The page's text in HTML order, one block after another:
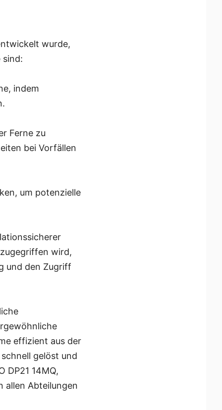
wurde,
sind:
indem
Ferne zu
bei Vorfällen
um potenzielle
wird,
und den Zugriff
effizient aus der
gelöst und
DP21 14MQ,
allen Abteilungen